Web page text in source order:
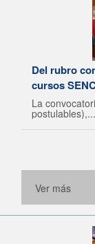
Del rubro
cursos
La
postulables),...
Ver más